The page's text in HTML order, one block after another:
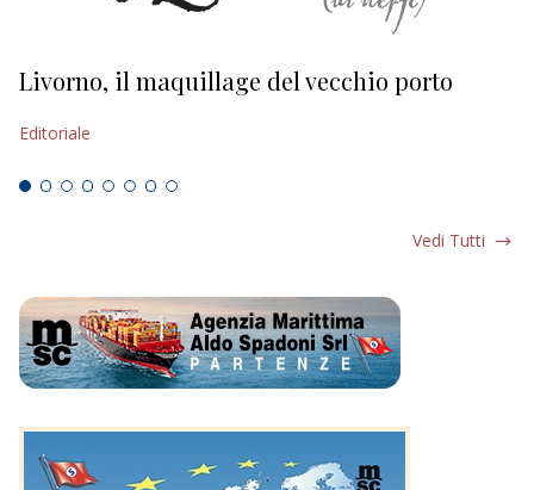
Livorno, il maquillage del vecchio porto
Editoriale
Vedi Tutti